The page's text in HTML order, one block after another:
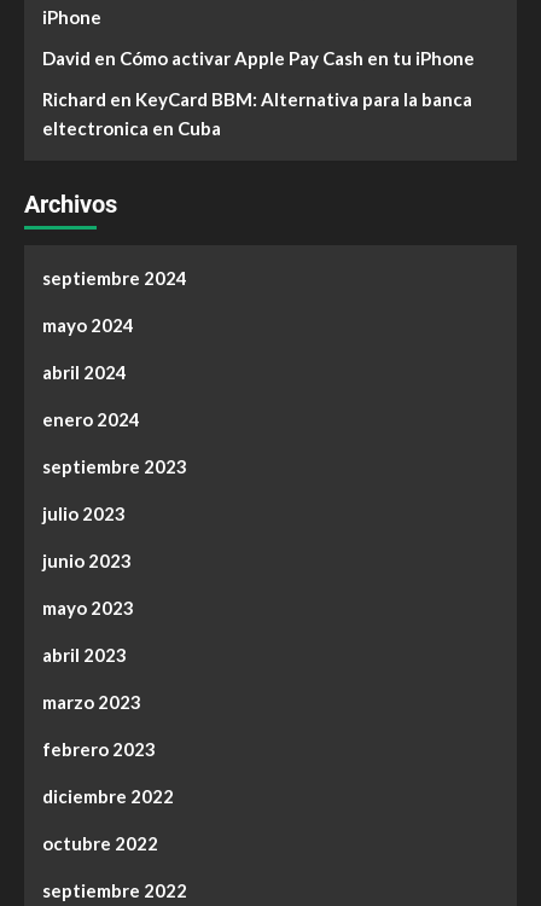
iPhone
David en Cómo activar Apple Pay Cash en tu iPhone
Richard en KeyCard BBM: Alternativa para la banca
eltectronica en Cuba
Archivos
septiembre 2024
mayo 2024
abril 2024
enero 2024
septiembre 2023
julio 2023
junio 2023
mayo 2023
abril 2023
marzo 2023
febrero 2023
diciembre 2022
octubre 2022
septiembre 2022